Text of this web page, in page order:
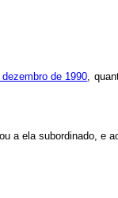
de 1990,
a ela subordinado, e